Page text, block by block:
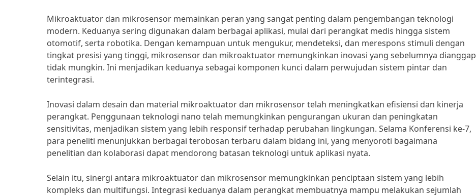
Mikroaktuator dan mikrosensor memainkan peran yang sangat penting dalam pengembangan teknologi
modern. Keduanya sering digunakan dalam berbagai aplikasi, mulai dari perangkat medis hingga sistem
otomotif, serta robotika. Dengan kemampuan untuk mengukur, mendeteksi, dan merespons stimuli dengan
tingkat presisi yang tinggi, mikrosensor dan mikroaktuator memungkinkan inovasi yang sebelumnya dianggap
tidak mungkin. Ini menjadikan keduanya sebagai komponen kunci dalam perwujudan sistem pintar dan
terintegrasi.
Inovasi dalam desain dan material mikroaktuator dan mikrosensor telah meningkatkan efisiensi dan kinerja
perangkat. Penggunaan teknologi nano telah memungkinkan pengurangan ukuran dan peningkatan
sensitivitas, menjadikan sistem yang lebih responsif terhadap perubahan lingkungan. Selama Konferensi ke-7,
para peneliti menunjukkan berbagai terobosan terbaru dalam bidang ini, yang menyoroti bagaimana
penelitian dan kolaborasi dapat mendorong batasan teknologi untuk aplikasi nyata.
Selain itu, sinergi antara mikroaktuator dan mikrosensor memungkinkan penciptaan sistem yang lebih
kompleks dan multifungsi. Integrasi keduanya dalam perangkat membuatnya mampu melakukan sejumlah